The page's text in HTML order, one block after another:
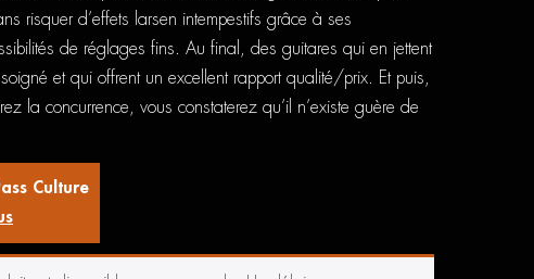
risquer d’effets larsen intempestifs grâce à ses
de réglages fins. Au final, des guitares qui en jettent
et qui offrent un excellent rapport qualité/prix. Et puis,
la concurrence, vous constaterez qu’il n’existe guère de
Culture